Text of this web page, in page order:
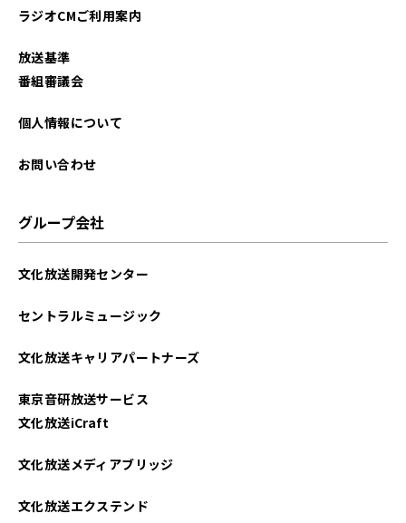
2025年07月
2025年04月
2024年11月
2024年10月
ラジオCMご利用案内
放送基準
番組審議会
個人情報について
お問い合わせ
グループ会社
文化放送開発センター
セントラルミュージック
文化放送キャリアパートナーズ
東京音研放送サービス
文化放送iCraft
文化放送メディアブリッジ
文化放送エクステンド